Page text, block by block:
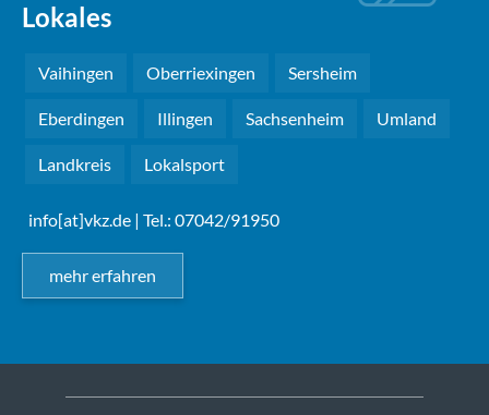
Lokales
Vaihingen Oberriexingen Sersheim
Eberdingen Illingen Sachsenheim Umland
Landkreis Lokalsport
info[at]vkz.de | Tel.: 07042/91950
mehr erfahren